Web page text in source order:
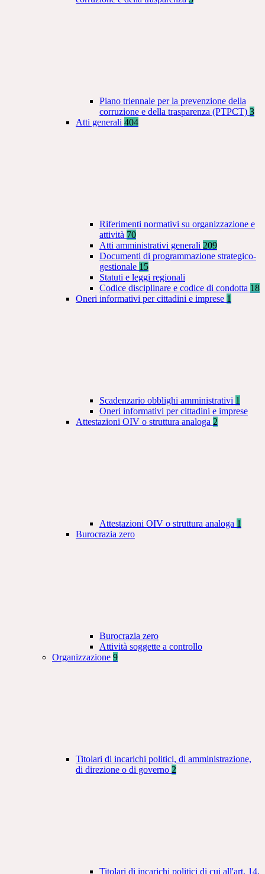
Piano triennale per la prevenzione della
corruzione e della trasparenza (PTPCT) 3
Atti generali 404
Riferimenti normativi su organizzazione e
attività 70
Atti amministrativi generali 209
Documenti di programmazione strategico-
gestionale 15
Statuti e leggi regionali
Codice disciplinare e codice di condotta 18
Oneri informativi per cittadini e imprese 1
Scadenzario obblighi amministrativi 1
Oneri informativi per cittadini e imprese
Attestazioni OIV o struttura analoga 2
Attestazioni OIV o struttura analoga 1
Burocrazia zero
Burocrazia zero
Attività soggette a controllo
Organizzazione 9
Titolari di incarichi politici, di amministrazione,
di direzione o di governo 2
Titolari di incarichi politici di cui all'art. 14,